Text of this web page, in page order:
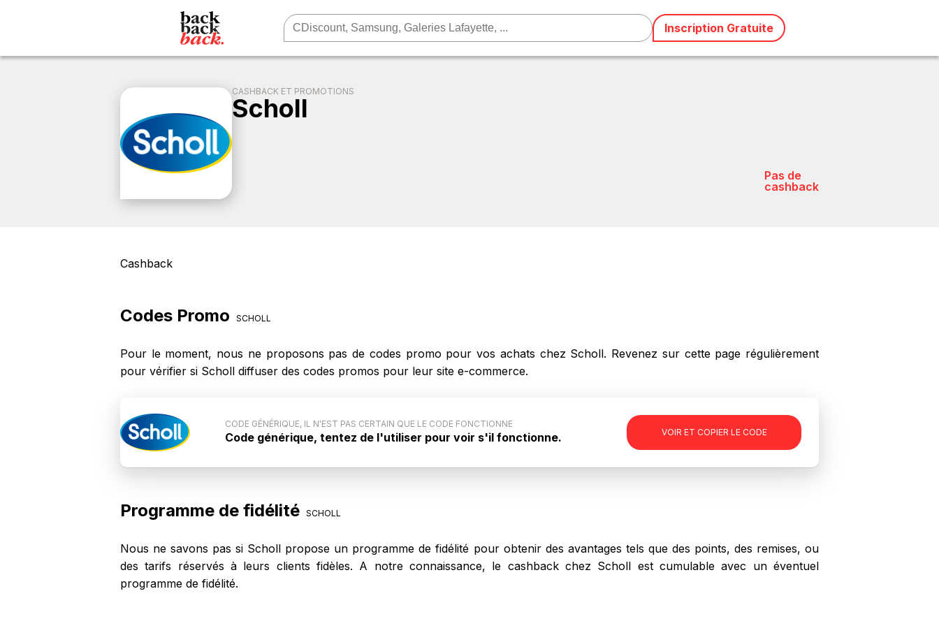
CASHBACK ET PROMOTIONS
Scholl
Pas de
cashback
Cashback
Codes Promo SCHOLL
Pour le moment, nous ne proposons pas de codes promo pour vos achats chez Scholl. Revenez sur cette page régulièrement
pour vérifier si Scholl diffuser des codes promos pour leur site e-commerce.
VOIR ET COPIER LE CODE
CODE GÉNÉRIQUE, IL N'EST PAS CERTAIN QUE LE CODE FONCTIONNE
Code générique, tentez de l'utiliser pour voir s'il fonctionne.
pas communiqué par le site internet. Aussi, il est possible que ce code
Programme de fidélité SCHOLL
Nous ne savons pas si Scholl propose un programme de fidélité pour obtenir des avantages tels que des points, des remises, ou
des tarifs réservés à leurs clients fidèles. A notre connaissance, le cashback chez Scholl est cumulable avec un éventuel
programme de fidélité.
Inscription Gratuite